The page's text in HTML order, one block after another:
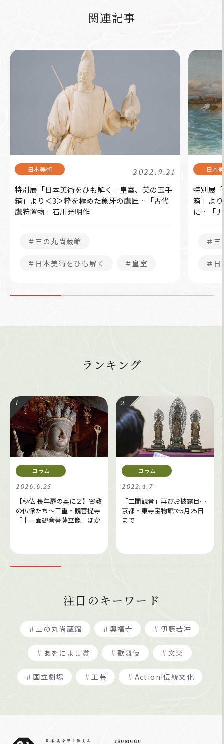
関連記事
2022.9.21
特別展「日本美術をひも解く―皇室、美の玉手
箱」より＜3＞粋を極めた象牙の鷹匠…「古代
鷹狩置物」石川光明作
＃三の丸尚蔵館
＃日本美術をひも解く ＃皇室
特別展
箱」よ
に…「ナ
＃
＃
ランキング
2026.6.25
【秘仏 長年扉の奥に２】密教
の仏像たち～三重・観菩提寺
「十一面観音菩薩立像」ほか
2022.4.7
「二間観音」再びお披露目…
京都・東寺宝物館で5月25日
まで
注目のキーワード
＃三の丸尚蔵館 ＃興福寺 ＃伊藤若冲
＃あをによし賞 ＃歌舞伎 ＃文楽
＃国立劇場 ＃工芸 ＃Action!伝統文化